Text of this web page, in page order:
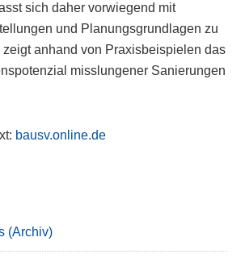
sich daher vorwiegend mit
und Planungsgrundlagen zu
anhand von Praxisbeispielen das
misslungener Sanierungen
bausv.online.de
(Archiv)